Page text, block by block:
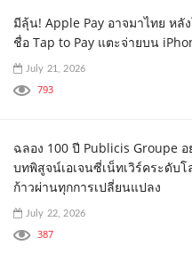
มีลุ้น! Apple Pay อาจมาไทย หลั
ชื่อ Tap to Pay แตะจ่ายบน
July 21, 2026
793
ฉลอง 100 ปี Publicis Groupe อ
บทพิสูจน์เอเจนซี่เน็ทเวิร์คระดับโ
ก้าวผ่านทุกการเปลี่ยนแปลง
July 22, 2026
387